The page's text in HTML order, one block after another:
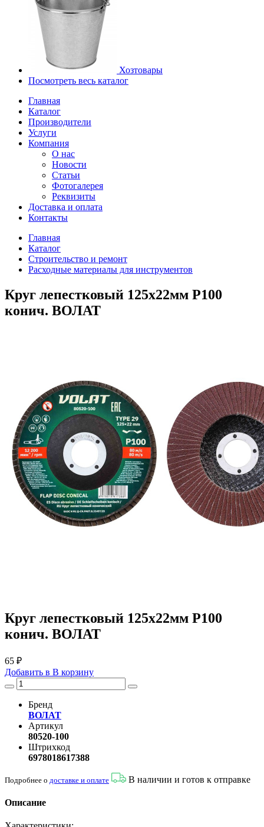
Хозтовары
Посмотреть весь каталог
Главная
Каталог
Производители
Услуги
Компания
О нас
Новости
Статьи
Фотогалерея
Реквизиты
Доставка и оплата
Контакты
Главная
Каталог
Строительство и ремонт
Расходные материалы для инструментов
Круг лепестковый 125х22мм P100
конич. ВОЛАТ
Круг лепестковый 125х22мм P100
конич. ВОЛАТ
65 ₽
Добавить в В корзину
Бренд
ВОЛАТ
Артикул
80520-100
Штрихкод
6978018617388
Подробнее о доставке и оплате В наличии и готов к отправке
Описание